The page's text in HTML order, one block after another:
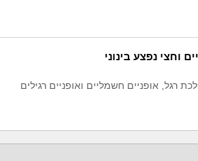
וחצי נפצע בינוני
רגל, אופניים חשמליים ואופניים רגילים